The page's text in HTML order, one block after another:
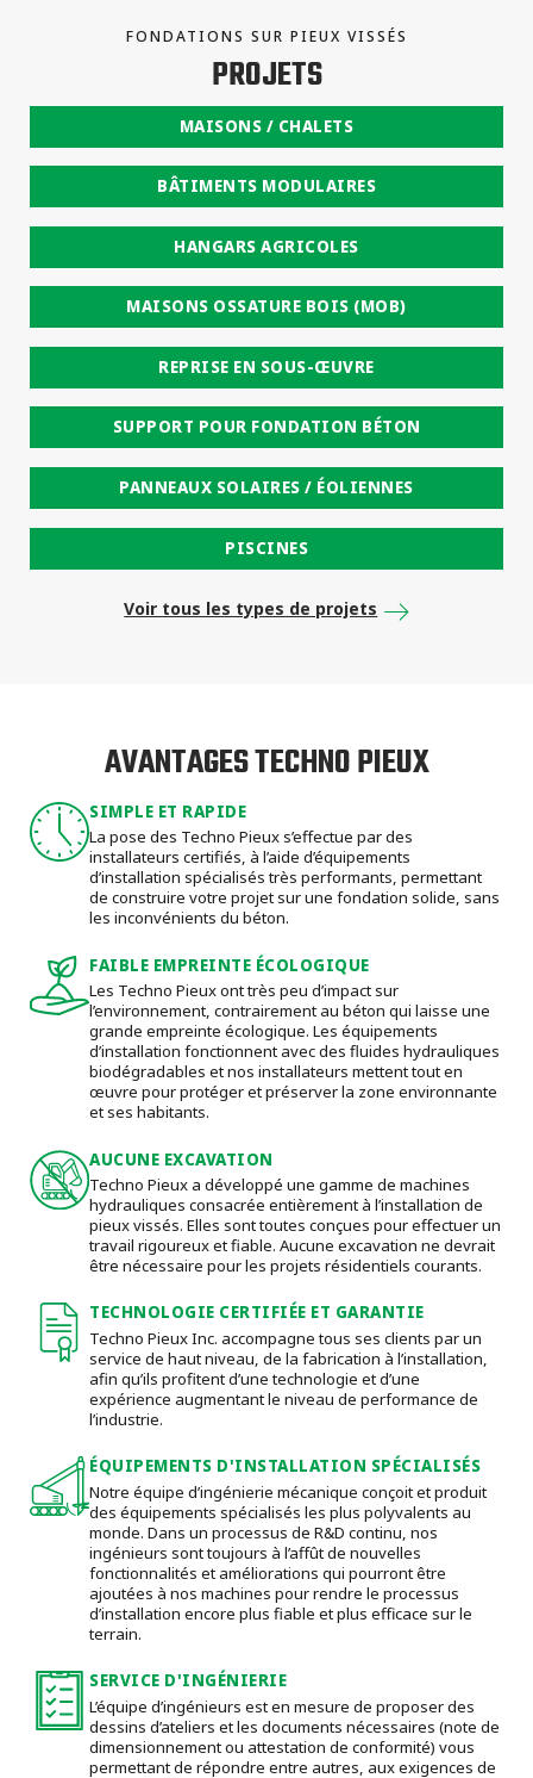
FONDATIONS SUR PIEUX VISSÉS
PROJETS
MAISONS / CHALETS
BÂTIMENTS MODULAIRES
HANGARS AGRICOLES
MAISONS OSSATURE BOIS (MOB)
REPRISE EN SOUS-ŒUVRE
SUPPORT POUR FONDATION BÉTON
PANNEAUX SOLAIRES / ÉOLIENNES
PISCINES
Voir tous les types de projets
AVANTAGES TECHNO PIEUX
SIMPLE ET RAPIDE
La pose des Techno Pieux s’effectue par des
installateurs certifiés, à l’aide d’équipements
d’installation spécialisés très performants, permettant
de construire votre projet sur une fondation solide, sans
les inconvénients du béton.
FAIBLE EMPREINTE ÉCOLOGIQUE
Les Techno Pieux ont très peu d’impact sur
l’environnement, contrairement au béton qui laisse une
grande empreinte écologique. Les équipements
d’installation fonctionnent avec des fluides hydrauliques
biodégradables et nos installateurs mettent tout en
œuvre pour protéger et préserver la zone environnante
et ses habitants.
AUCUNE EXCAVATION
Techno Pieux a développé une gamme de machines
hydrauliques consacrée entièrement à l’installation de
pieux vissés. Elles sont toutes conçues pour effectuer un
travail rigoureux et fiable. Aucune excavation ne devrait
être nécessaire pour les projets résidentiels courants.
TECHNOLOGIE CERTIFIÉE ET GARANTIE
Techno Pieux Inc. accompagne tous ses clients par un
service de haut niveau, de la fabrication à l’installation,
afin qu’ils profitent d’une technologie et d’une
expérience augmentant le niveau de performance de
l’industrie.
ÉQUIPEMENTS D'INSTALLATION SPÉCIALISÉS
Notre équipe d’ingénierie mécanique conçoit et produit
des équipements spécialisés les plus polyvalents au
monde. Dans un processus de R&D continu, nos
ingénieurs sont toujours à l’affût de nouvelles
fonctionnalités et améliorations qui pourront être
ajoutées à nos machines pour rendre le processus
d’installation encore plus fiable et plus efficace sur le
terrain.
SERVICE D'INGÉNIERIE
L’équipe d’ingénieurs est en mesure de proposer des
dessins d’ateliers et les documents nécessaires (note de
dimensionnement ou attestation de conformité) vous
permettant de répondre entre autres, aux exigences de